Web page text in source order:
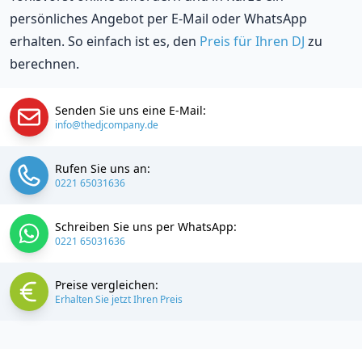
persönliches Angebot per E-Mail oder WhatsApp
erhalten. So einfach ist es, den Preis für Ihren DJ zu
berechnen.
Senden Sie uns eine E-Mail:
info@thedjcompany.de
Rufen Sie uns an:
0221 65031636
Schreiben Sie uns per WhatsApp:
0221 65031636
Preise vergleichen:
Erhalten Sie jetzt Ihren Preis